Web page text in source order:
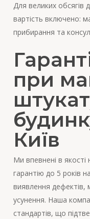
Для великих обсягів
вартість включено:
прибирання та
при
Київ
Ми впевнені в якості
гарантію до 5 років
виявлення
усунення. Наша
стандартів, що